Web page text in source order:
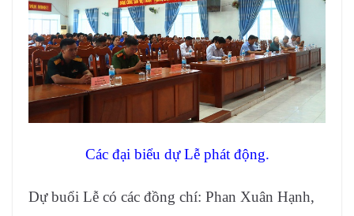
Các đại biểu dự Lễ phát động.
Dự buổi Lễ có các đồng chí: Phan Xuân Hạnh,